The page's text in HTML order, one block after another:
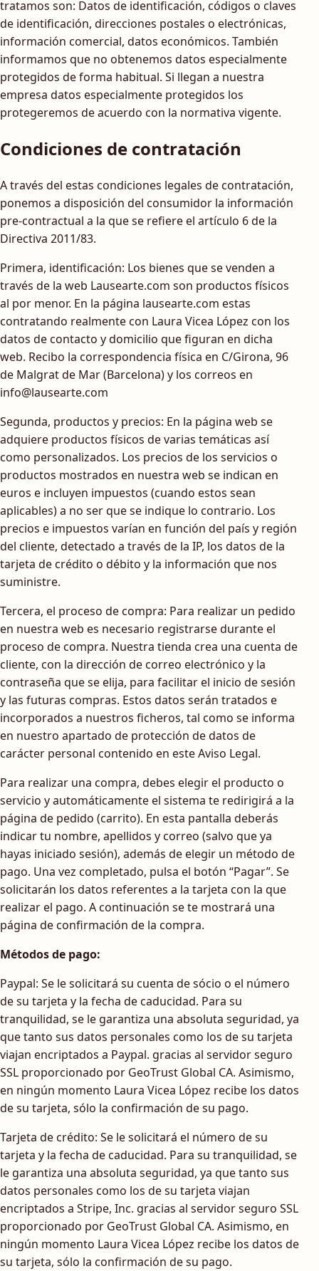
tratamos son: Datos de identificación, códigos o claves
de identificación, direcciones postales o electrónicas,
información comercial, datos económicos. También
informamos que no obtenemos datos especialmente
protegidos de forma habitual. Si llegan a nuestra
empresa datos especialmente protegidos los
protegeremos de acuerdo con la normativa vigente.
Condiciones de contratación
A través del estas condiciones legales de contratación,
ponemos a disposición del consumidor la información
pre-contractual a la que se refiere el artículo 6 de la
Directiva 2011/83.
Primera, identificación: Los bienes que se venden a
través de la web Lausearte.com son productos físicos
al por menor. En la página lausearte.com estas
contratando realmente con Laura Vicea López con los
datos de contacto y domicilio que figuran en dicha
web. Recibo la correspondencia física en C/Girona, 96
de Malgrat de Mar (Barcelona) y los correos en
info@lausearte.com
Segunda, productos y precios: En la página web se
adquiere productos físicos de varias temáticas así
como personalizados. Los precios de los servicios o
productos mostrados en nuestra web se indican en
euros e incluyen impuestos (cuando estos sean
aplicables) a no ser que se indique lo contrario. Los
precios e impuestos varían en función del país y región
del cliente, detectado a través de la IP, los datos de la
tarjeta de crédito o débito y la información que nos
suministre.
Tercera, el proceso de compra: Para realizar un pedido
en nuestra web es necesario registrarse durante el
proceso de compra. Nuestra tienda crea una cuenta de
cliente, con la dirección de correo electrónico y la
contraseña que se elija, para facilitar el inicio de sesión
y las futuras compras. Estos datos serán tratados e
incorporados a nuestros ficheros, tal como se informa
en nuestro apartado de protección de datos de
carácter personal contenido en este Aviso Legal.
Para realizar una compra, debes elegir el producto o
servicio y automáticamente el sistema te redirigirá a la
página de pedido (carrito). En esta pantalla deberás
indicar tu nombre, apellidos y correo (salvo que ya
hayas iniciado sesión), además de elegir un método de
pago. Una vez completado, pulsa el botón “Pagar”. Se
solicitarán los datos referentes a la tarjeta con la que
realizar el pago. A continuación se te mostrará una
página de confirmación de la compra.
Métodos de pago:
Paypal: Se le solicitará su cuenta de sócio o el número
de su tarjeta y la fecha de caducidad. Para su
tranquilidad, se le garantiza una absoluta seguridad, ya
que tanto sus datos personales como los de su tarjeta
viajan encriptados a Paypal. gracias al servidor seguro
SSL proporcionado por GeoTrust Global CA. Asimismo,
en ningún momento Laura Vicea López recibe los datos
de su tarjeta, sólo la confirmación de su pago.
Tarjeta de crédito: Se le solicitará el número de su
tarjeta y la fecha de caducidad. Para su tranquilidad, se
le garantiza una absoluta seguridad, ya que tanto sus
datos personales como los de su tarjeta viajan
encriptados a Stripe, Inc. gracias al servidor seguro SSL
proporcionado por GeoTrust Global CA. Asimismo, en
ningún momento Laura Vicea López recibe los datos de
su tarjeta, sólo la confirmación de su pago.